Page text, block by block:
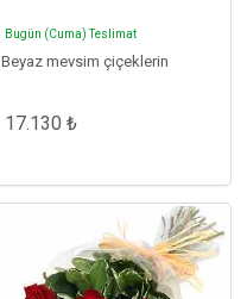
Bugün (Cuma) Teslimat
Beyaz mevsim çiçeklerin
17.130 ₺